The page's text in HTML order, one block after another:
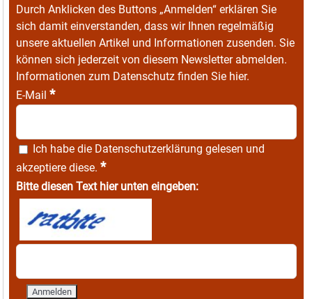
Durch Anklicken des Buttons „Anmelden“ erklären Sie
sich damit einverstanden, dass wir Ihnen regelmäßig
unsere aktuellen Artikel und Informationen zusenden. Sie
können sich jederzeit von diesem Newsletter abmelden.
Informationen zum Datenschutz finden Sie hier.
E-Mail *
Ich habe die Datenschutzerklärung gelesen und
akzeptiere diese. *
Bitte diesen Text hier unten eingeben: